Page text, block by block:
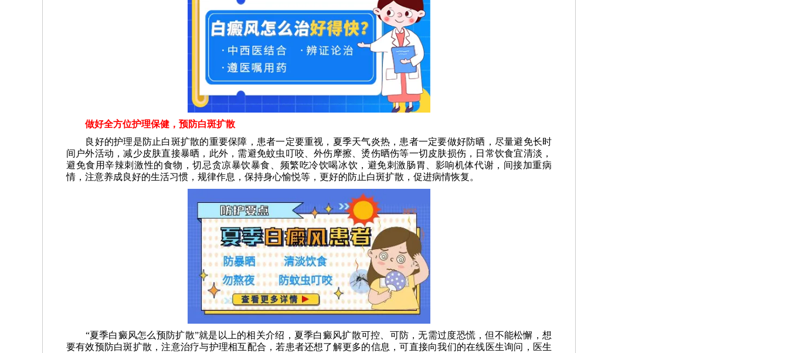
做好全方位护理保健，预防白斑扩散
良好的护理是防止白斑扩散的重要保障，患者一定要重视，夏季天气炎热，患者一定要做好防晒，尽量避免长时
间户外活动，减少皮肤直接暴晒，此外，需避免蚊虫叮咬、外伤摩擦、烫伤晒伤等一切皮肤损伤，日常饮食宜清淡，
避免食用辛辣刺激性的食物，切忌贪凉暴饮暴食、频繁吃冷饮喝冰饮，避免刺激肠胃、影响机体代谢，间接加重病
情，注意养成良好的生活习惯，规律作息，保持身心愉悦等，更好的防止白斑扩散，促进病情恢复。
“夏季白癜风怎么预防扩散”就是以上的相关介绍，夏季白癜风扩散可控、可防，无需过度恐慌，但不能松懈，想
要有效预防白斑扩散，注意治疗与护理相互配合，若患者还想了解更多的信息，可直接向我们的在线医生询问，医生